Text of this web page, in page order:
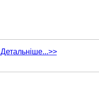
Детальніше...>>